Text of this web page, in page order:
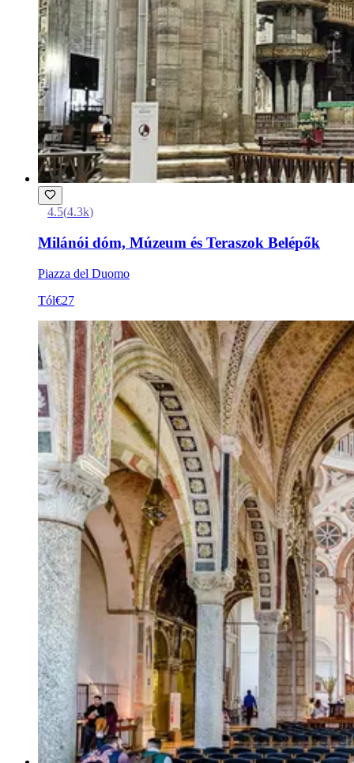
4.5(4.3k)
Milánói dóm, Múzeum és Teraszok Belépők
Piazza del Duomo
Tól€27